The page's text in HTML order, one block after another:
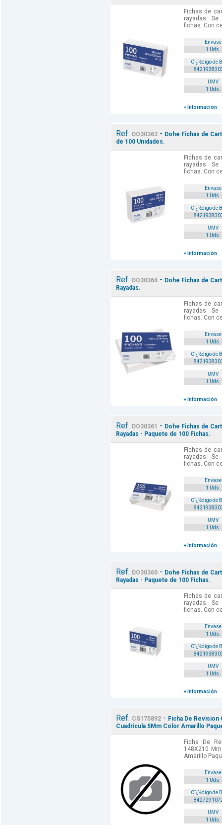
Fichas de
rayadas.
fichas. Con
Envase
1 Uds.
Cï¿½digo de
UMV
1 Uds.
+ Información
Ref. DO30362- Dohe Fichas de
de 100 Unidades.
Fichas de
rayadas.
fichas. Con
Envase
1 Uds.
Cï¿½digo de
UMV
1 Uds.
+ Información
Ref. DO30364- Dohe Fichas de
Rayadas.
Fichas de
rayadas.
fichas. Con
Envase
1 Uds.
Cï¿½digo de
UMV
1 Uds.
+ Información
Ref. DO30361 - Dohe Fichas de
Rayadas - Paquete de 100 Fichas.
Fichas de
rayadas.
fichas. Con
Envase
1 Uds.
Cï¿½digo de
UMV
1 Uds.
+ Información
Ref. DO30360- Dohe Fichas de
Rayadas - Paquete de 100 Fichas.
Fichas de
rayadas.
fichas. Con
Envase
1 Uds.
Cï¿½digo de
UMV
1 Uds.
+ Información
Ref. CS175892- Ficha De Revision
Cuadricula 5Mm Color Amarillo
Ficha De
148X210
Amarillo
Envase
1 Uds.
Cï¿½digo de
UMV
1 Uds.